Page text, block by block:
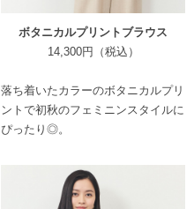
ボタニカルプリントブラウス
14,300円（税込）
落ち着いたカラーのボタニカルプリ
ントで初秋のフェミニンスタイルに
ぴったり◎。